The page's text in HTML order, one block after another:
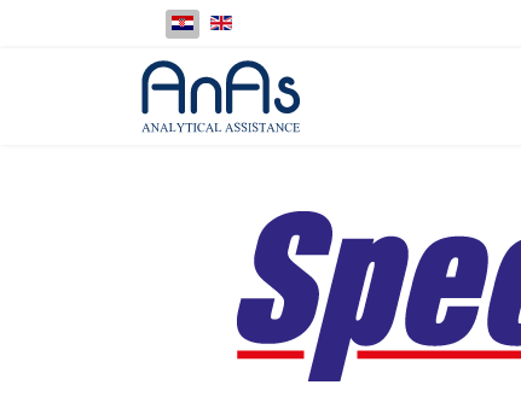
Odaberite svoj jezik